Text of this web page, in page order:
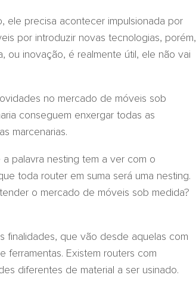
ele precisa acontecer impulsionada por
por introduzir novas tecnologias, porém,
ou inovação, é realmente útil, ele não vai
no mercado de móveis sob
conseguem enxergar todas as
marcenarias.
palavra nesting tem a ver com o
toda router em suma será uma nesting.
o mercado de móveis sob medida?
finalidades, que vão desde aquelas com
ferramentas. Existem routers com
diferentes de material a ser usinado.